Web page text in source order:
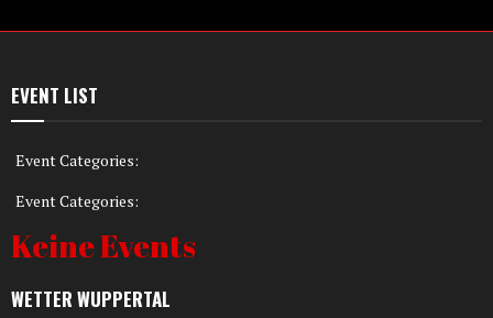
EVENT LIST
Event Categories:
Event Categories:
Keine Events
WETTER WUPPERTAL